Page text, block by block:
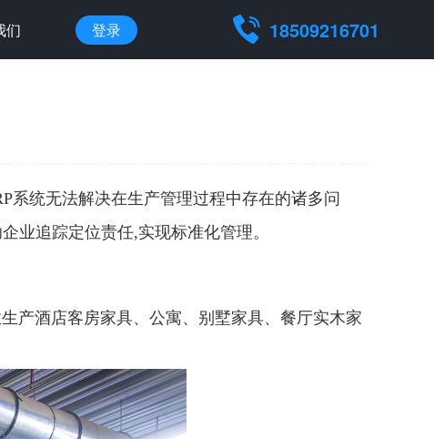
们 登录 18509216701
系统无法解决在生产管理过程中存在的诸多问
业追踪定位责任,实现标准化管理。
产酒店客房家具、公寓、别墅家具、餐厅实木家